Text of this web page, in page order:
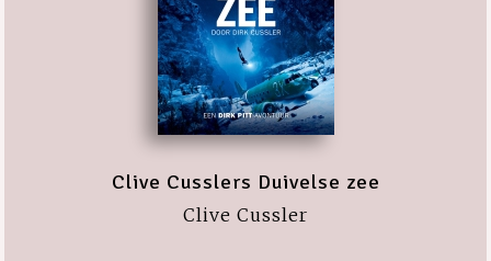
Clive Cusslers Duivelse zee
Clive Cussler